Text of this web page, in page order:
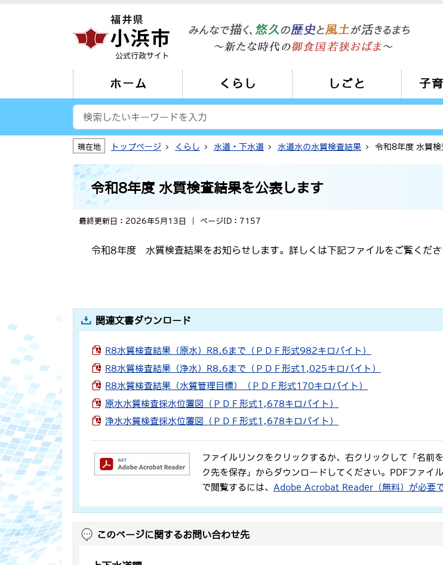
公式行政サイト
ホーム くらし しごと 子
現在地 トップページ くらし 水道・下水道 水道水の水質検査結果 令和8年度 水質
令和8年度 水質検査結果を公表します
最終更新日：2026年5月13日 ページID：7157
令和8年度 水質検査結果をお知らせします。詳しくは下記ファイルをご覧くださ
関連文書ダウンロード
R8水質検査結果（原水）R8.6まで（ＰＤＦ形式982キロバイト）
R8水質検査結果（浄水）R8.6まで（ＰＤＦ形式1,025キロバイト）
R8水質検査結果（水質管理目標）（ＰＤＦ形式170キロバイト）
原水水質検査採水位置図（ＰＤＦ形式1,678キロバイト）
浄水水質検査採水位置図（ＰＤＦ形式1,678キロバイト）
ファイルリンクをクリックするか、右クリックして「名前
ク先を保存」からダウンロードしてください。PDFファイ
で閲覧するには、 Adobe Acrobat Reader（無料）が必要で
このページに関するお問い合わせ先